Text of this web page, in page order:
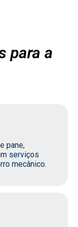
para a
pane,
serviços
mecânico.